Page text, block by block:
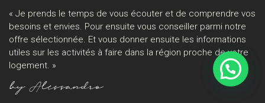
« Je prends le temps de vous écouter et de comprendre vos
besoins et envies. Pour ensuite vous conseiller parmi notre
offre sélectionnée. Et vous donner ensuite les informations
utiles sur les activités à faire dans la région proche de votre
logement. »